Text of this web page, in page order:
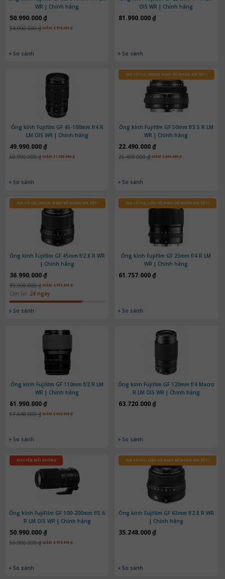
WR | Chính hãng
50.990.000 ₫
54.900.000 ₫ GIẢM 3.910.000 ₫
+ So sánh
OIS WR | Chính hãng
81.990.000 ₫
+ So sánh
Ống kính Fujifilm GF 45-100mm f/4 R
LM OIS WR | Chính hãng
49.990.000 ₫
60.990.000 ₫ GIẢM 11.000.000 ₫
+ So sánh
Ống kính Fujifilm GF 50mm f/3.5 R LM
WR | Chính hãng
22.490.000 ₫
25.490.000 ₫ GIẢM 3.000.000 ₫
+ So sánh
GIÁ CÓ FIX, INBOX NGAY ĐỂ NHẬN GIÁ TỐT !
Ống kính Fujifilm GF 45mm f/2.8 R WR
| Chính hãng
36.990.000 ₫
39.900.000 ₫ GIẢM 2.910.000 ₫
Còn lại: 24 ngày
+ So sánh
GIÁ CÓ FIX, INBOX NGAY ĐỂ NHẬN GIÁ TỐT !
Ống kính Fujifilm GF 23mm f/4 R LM
WR | Chính hãng
61.757.000 ₫
+ So sánh
GIÁ CÓ FIX, LIÊN HỆ NGAY ĐỂ NHẬN GIÁ TỐT !
Ống kính Fujifilm GF 110mm f/2 R LM
WR | Chính hãng
61.990.000 ₫
67.648.000 ₫ GIẢM 5.658.000 ₫
+ So sánh
Ống kính Fujifilm GF 120mm f/4 Macro
R LM OIS WR | Chính hãng
63.720.000 ₫
+ So sánh
Ống kính FujiFilm GF 100-200mm f/5.6
R LM OIS WR | Chính hãng
50.990.000 ₫
59.900.000 ₫ GIẢM 8.910.000 ₫
+ So sánh
KHUYẾN MÃI KHỦNG
Ống kính Fujifilm GF 63mm f/2.8 R WR
| Chính hãng
35.248.000 ₫
+ So sánh
GIÁ CÓ FIX, LIÊN HỆ NGAY ĐỂ NHẬN GIÁ TỐT !